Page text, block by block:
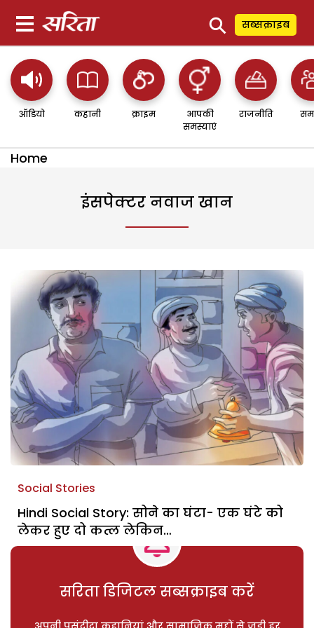
⚲ सब्सक्राइब
ऑडियो कहानी क्राइम
आपकी
समस्याएं
राजनीति
Home
इंसपेक्टर नवाज खान
Social Stories
Hindi Social Story: सोने का घंटा- एक घंटे को
लेकर हुए दो कत्ल लेकिन…
सरिता डिजिटल सब्सक्राइब करें